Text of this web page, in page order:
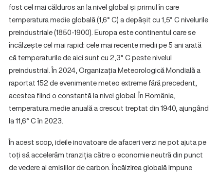
fost cel mai călduros an la nivel global și primul în care
temperatura medie globală (1,6° C) a depășit cu 1,5° C nivelurile
preindustriale (1850-1900). Europa este continentul care se
încălzește cel mai rapid: cele mai recente medii pe 5 ani arată
că temperaturile de aici sunt cu 2,3° C peste nivelul
preindustrial. În 2024, Organizația Meteorologică Mondială a
raportat 152 de evenimente meteo extreme fără precedent,
acestea fiind o constantă la nivel global. În România,
temperatura medie anuală a crescut treptat din 1940, ajungând
la 11,6° C în 2023.
În acest scop, ideile inovatoare de afaceri verzi ne pot ajuta pe
toți să accelerăm tranziția către o economie neutră din punct
de vedere al emisiilor de carbon. Încălzirea globală impune